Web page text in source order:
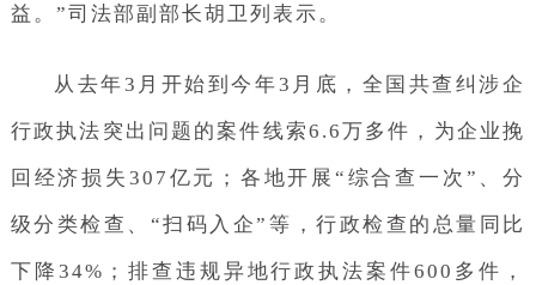
益。”司法部副部长胡卫列表示。
从去年3月开始到今年3月底，全国共查纠涉企
行政执法突出问题的案件线索6.6万多件，为企业挽
回经济损失307亿元；各地开展“综合查一次”、分
级分类检查、“扫码入企”等，行政检查的总量同比
下降34%；排查违规异地行政执法案件600多件，